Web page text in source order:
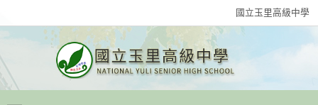
國立玉里高級中學